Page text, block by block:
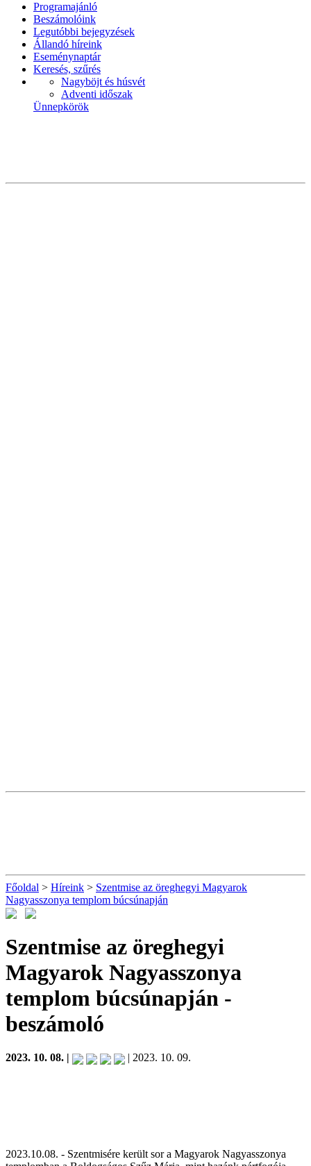
Programajánló
Beszámolóink
Legutóbbi bejegyzések
Állandó híreink
Eseménynaptár
Keresés, szűrés
Nagyböjt és húsvét
Adventi időszak
Ünnepkörök
Főoldal > Híreink > Szentmise az öreghegyi Magyarok
Nagyasszonya templom búcsúnapján
Szentmise az öreghegyi
Magyarok Nagyasszonya
templom búcsúnapján -
beszámoló
2023. 10. 08. | | 2023. 10. 09.
2023.10.08. - Szentmisére került sor a Magyarok Nagyasszonya